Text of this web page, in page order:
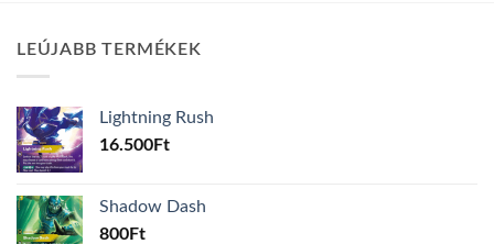
LEÚJABB TERMÉKEK
Lightning Rush
16.500Ft
Shadow Dash
800Ft